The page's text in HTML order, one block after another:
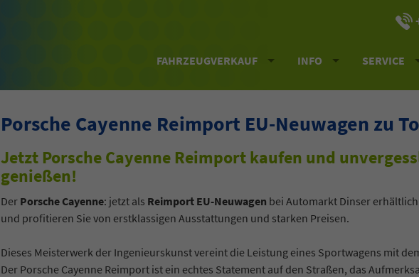
FAHRZEUGVERKAUF INFO SERVICE
Porsche Cayenne Reimport EU-Neuwagen zu
Jetzt Porsche Cayenne Reimport kaufen und
genießen!
Der Porsche Cayenne: jetzt als Reimport EU-Neuwagen bei Automarkt Dinser
und profitieren Sie von erstklassigen Ausstattungen und starken Preisen.
Dieses Meisterwerk der Ingenieurskunst vereint die Leistung eines Sportwagens mit
Der Porsche Cayenne Reimport ist ein echtes Statement auf den Straßen, das